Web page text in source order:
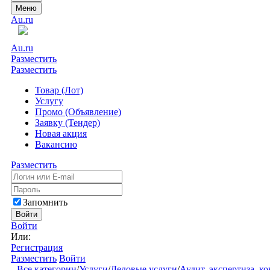
Меню
Au.ru
Au.ru
Разместить
Разместить
Товар (Лот)
Услугу
Промо (Объявление)
Заявку (Тендер)
Новая акция
Вакансию
Разместить
Запомнить
Войти
Войти
Или:
Регистрация
Разместить Войти